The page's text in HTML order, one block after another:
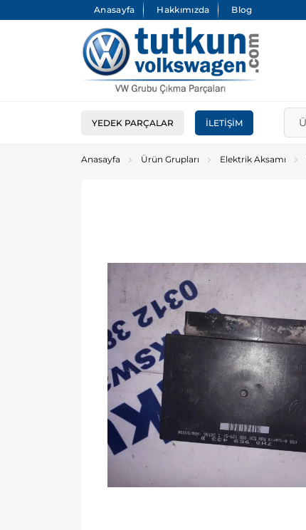
Anasayfa Hakkımızda Blog
YEDEK PARÇALAR İLETIŞIM
Anasayfa Ürün Grupları Elektrik Aksamı